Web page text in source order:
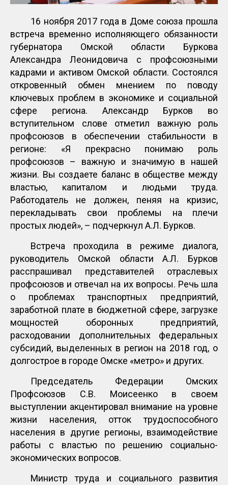
16 ноября 2017 года в Доме союза прошла
встреча временно исполняющего обязанности
губернатора Омской области Буркова
Александра Леонидовича с профсоюзными
кадрами и активом Омской области. Состоялся
откровенный обмен мнением по поводу
ключевых проблем в экономике и социальной
сфере региона. Александр Бурков во
вступительном слове отметил важную роль
профсоюзов в обеспечении стабильности в
регионе: «Я прекрасно понимаю роль
профсоюзов – важную и значимую в нашей
жизни. Вы создаете баланс в обществе между
властью, капиталом и людьми труда.
Работодатель не должен, пеняя на кризис,
перекладывать свои проблемы на плечи
простых людей», – подчеркнул А.Л. Бурков.
Встреча проходила в режиме диалога,
руководитель Омской области А.Л. Бурков
расспрашивал представителей отраслевых
профсоюзов и отвечал на их вопросы. Речь шла
о проблемах транспортных предприятий,
заработной плате в бюджетной сфере, загрузке
мощностей оборонных предприятий,
расходовании дополнительных федеральных
субсидий, выделенных в регион на 2018 год, о
долгострое в городе Омске «метро» и других.
Председатель Федерации Омских
Профсоюзов С.В. Моисеенко в своем
выступлении акцентировал внимание на уровне
жизни населения, отток трудоспособного
населения в другие регионы, взаимодействие
работы с властью по решению социально-
экономических вопросов.
Министр труда и социального развития